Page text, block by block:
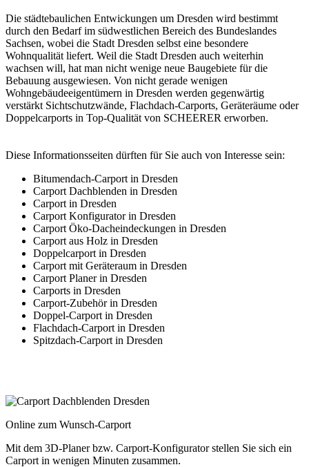
Die städtebaulichen Entwickungen um Dresden wird bestimmt
durch den Bedarf im südwestlichen Bereich des Bundeslandes
Sachsen, wobei die Stadt Dresden selbst eine besondere
Wohnqualität liefert. Weil die Stadt Dresden auch weiterhin
wachsen will, hat man nicht wenige neue Baugebiete für die
Bebauung ausgewiesen. Von nicht gerade wenigen
Wohngebäudeeigentümern in Dresden werden gegenwärtig
verstärkt Sichtschutzwände, Flachdach-Carports, Geräteräume oder
Doppelcarports in Top-Qualität von SCHEERER erworben.
Diese Informationsseiten dürften für Sie auch von Interesse sein:
Bitumendach-Carport in Dresden
Carport Dachblenden in Dresden
Carport in Dresden
Carport Konfigurator in Dresden
Carport Öko-Dacheindeckungen in Dresden
Carport aus Holz in Dresden
Doppelcarport in Dresden
Carport mit Geräteraum in Dresden
Carport Planer in Dresden
Carports in Dresden
Carport-Zubehör in Dresden
Doppel-Carport in Dresden
Flachdach-Carport in Dresden
Spitzdach-Carport in Dresden
Online zum Wunsch-Carport
Mit dem 3D-Planerbzw. Carport-Konfiguratorstellen Sie sich ein
Carport in wenigen Minuten zusammen.